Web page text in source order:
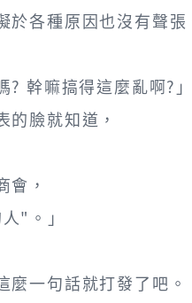
各種原因也沒有聲張
幹嘛搞得這麼亂啊?」
臉就知道，
會，
"。」
一句話就打發了吧。